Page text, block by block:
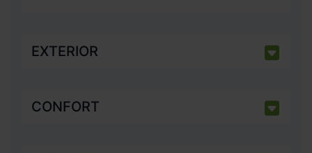
EXTERIOR
CONFORT